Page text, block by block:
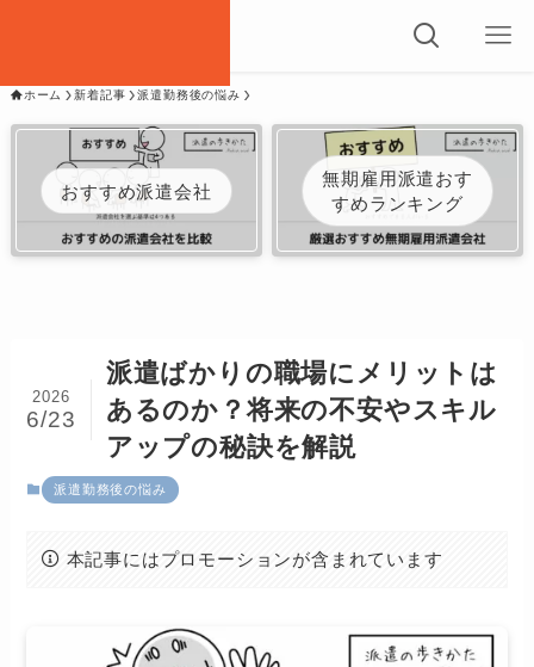
ホーム 新着記事 派遣勤務後の悩み
おすすめ派遣会社
無期雇用派遣おす
すめランキング
派遣ばかりの職場にメリットは
あるのか？将来の不安やスキル
アップの秘訣を解説
2026
6/23
派遣勤務後の悩み
本記事にはプロモーションが含まれています